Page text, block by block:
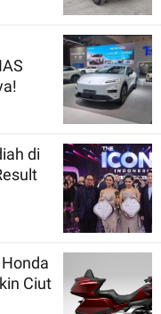
di
Ciut